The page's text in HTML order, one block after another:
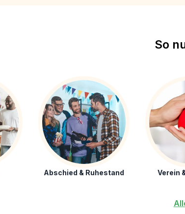
So
Abschied & Ruhestand Verein